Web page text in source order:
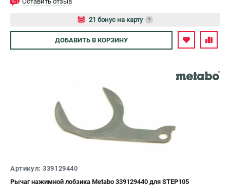
21 бонус на карту ?
Авторизуйтесь
ДОБАВИТЬ В КОРЗИНУ
Артикул: 339129440
Рычаг нажимной лобзика Metabo 339129440 для STEP105